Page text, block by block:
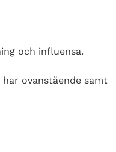
och influensa.
ovanstående samt